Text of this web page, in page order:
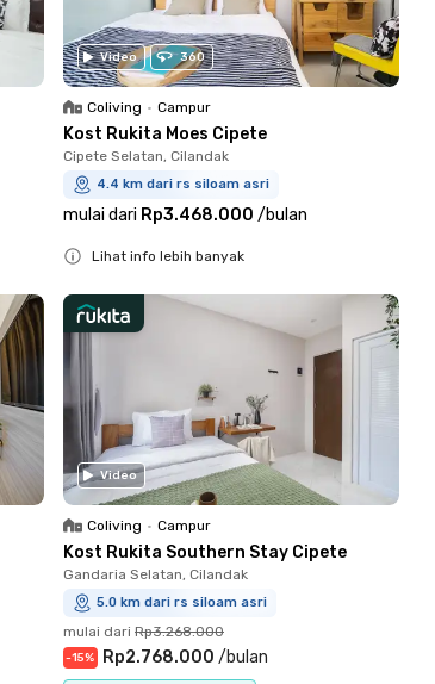
Video 360
Coliving • Campur
Kost Rukita Moes Cipete
Cipete Selatan, Cilandak
4.4 km dari rs siloam asri
mulai dari Rp3.468.000 /bulan
Lihat info lebih banyak
Video
Coliving • Campur
Kost Rukita Southern Stay Cipete
Gandaria Selatan, Cilandak
5.0 km dari rs siloam asri
mulai dari Rp3.268.000
-15% Rp2.768.000 /bulan